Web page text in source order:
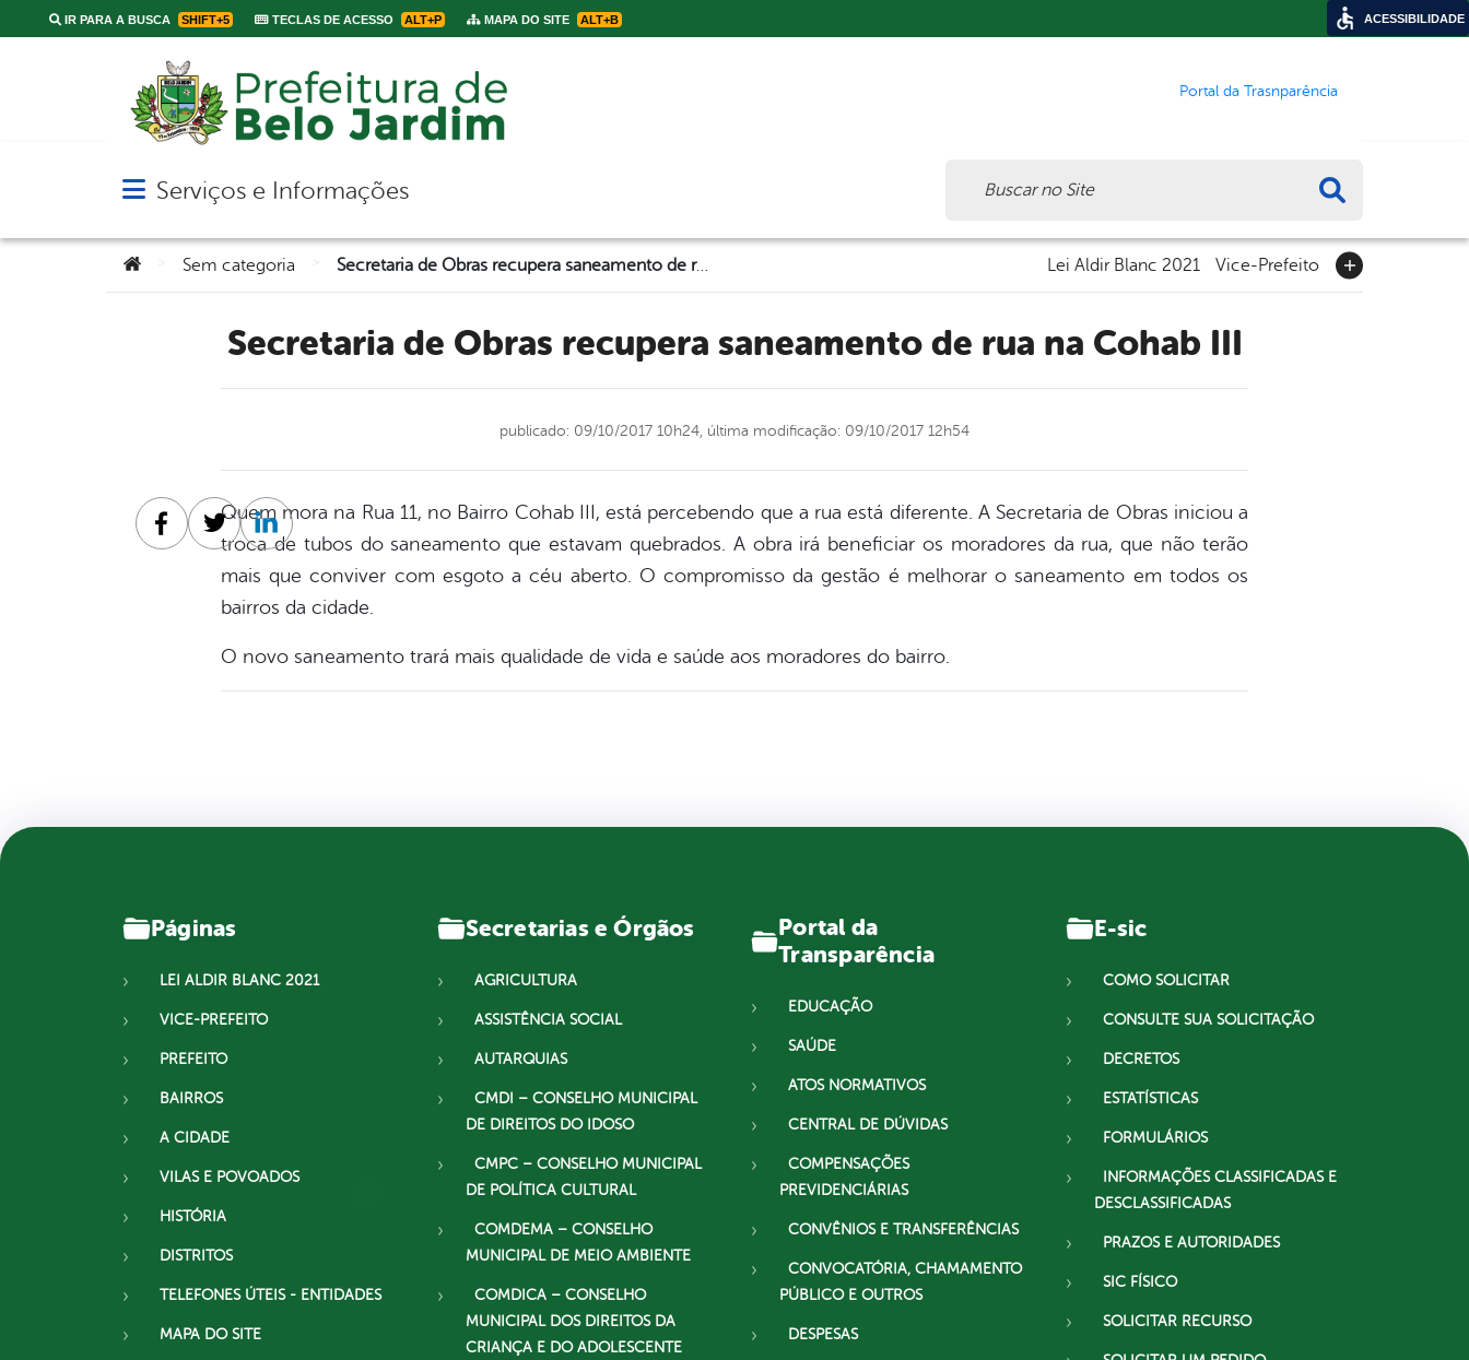
IR PARA A BUSCA SHIFT+5 TECLAS DE ACESSO ALT+P MAPA DO SITE ALT+B
Portal da Trasnparência
Abrir menu principal de navegação
Serviços e Informações
Você está aqui:Sem categoria Secretaria de Obras recupera saneamento de rua na Cohab III Lei Aldir Blanc 2021 Vice-Prefeito
Secretaria de Obras recupera saneamento de rua na Cohab III
publicado: 09/10/2017 10h24, última modificação: 09/10/2017 12h54
Quem mora na Rua 11, no Bairro Cohab III, está percebendo que a rua está diferente. A Secretaria de Obras iniciou a
troca de tubos do saneamento que estavam quebrados. A obra irá beneficiar os moradores da rua, que não terão
mais que conviver com esgoto a céu aberto. O compromisso da gestão é melhorar o saneamento em todos os
bairros da cidade.
O novo saneamento trará mais qualidade de vida e saúde aos moradores do bairro.
Facebook
TwitterLinkedin
Páginas
LEI ALDIR BLANC 2021
VICE-PREFEITO
PREFEITO
BAIRROS
A CIDADE
VILAS E POVOADOS
HISTÓRIA
DISTRITOS
TELEFONES ÚTEIS - ENTIDADES
MAPA DO SITE
Secretarias e Órgãos
AGRICULTURA
ASSISTÊNCIA SOCIAL
AUTARQUIAS
CMDI – CONSELHO MUNICIPAL
DE DIREITOS DO IDOSO
CMPC – CONSELHO MUNICIPAL
DE POLÍTICA CULTURAL
COMDEMA – CONSELHO
MUNICIPAL DE MEIO AMBIENTE
COMDICA – CONSELHO
MUNICIPAL DOS DIREITOS DA
CRIANÇA E DO ADOLESCENTE
Portal da
Transparência
EDUCAÇÃO
SAÚDE
ATOS NORMATIVOS
CENTRAL DE DÚVIDAS
COMPENSAÇÕES
PREVIDENCIÁRIAS
CONVÊNIOS E TRANSFERÊNCIAS
CONVOCATÓRIA, CHAMAMENTO
PÚBLICO E OUTROS
DESPESAS
E-sic
COMO SOLICITAR
CONSULTE SUA SOLICITAÇÃO
DECRETOS
ESTATÍSTICAS
FORMULÁRIOS
INFORMAÇÕES CLASSIFICADAS E
DESCLASSIFICADAS
PRAZOS E AUTORIDADES
SIC FÍSICO
SOLICITAR RECURSO
ACESSIBILIDADE